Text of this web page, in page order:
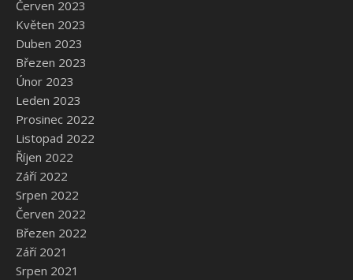
Červen 2023
Květen 2023
Duben 2023
Březen 2023
Únor 2023
Leden 2023
Prosinec 2022
Listopad 2022
Říjen 2022
Září 2022
Srpen 2022
Červen 2022
Březen 2022
Září 2021
Srpen 2021